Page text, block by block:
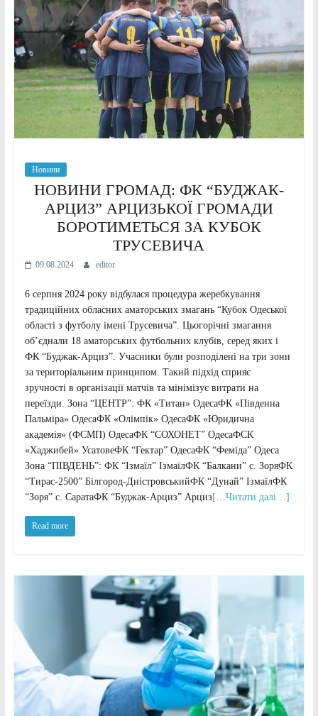
Новини
НОВИНИ ГРОМАД: ФК “БУДЖАК-
АРЦИЗ” АРЦИЗЬКОЇ ГРОМАДИ
БОРОТИМЕТЬСЯ ЗА КУБОК
ТРУСЕВИЧА
09.08.2024 editor
6 серпня 2024 року відбулася процедура жеребкування
традиційних обласних аматорських змагань “Кубок Одеської
області з футболу імені Трусевича”. Цьогорічні змагання
об’єднали 18 аматорських футбольних клубів, серед яких і
ФК “Буджак-Арциз”. Учасники були розподілені на три зони
за територіальним принципом. Такий підхід сприяє
зручності в організації матчів та мінімізує витрати на
переїзди. Зона “ЦЕНТР”: ФК «Титан» ОдесаФК «Південна
Пальміра» ОдесаФК «Олімпік» ОдесаФК «Юридична
академія» (ФСМП) ОдесаФК “СОХОНЕТ” ОдесаФСК
«Хаджибей» УсатовеФК “Гектар” ОдесаФК “Феміда” Одеса
Зона “ПІВДЕНЬ”: ФК “Ізмаїл” ІзмаїлФК “Балкани” с. ЗоряФК
“Тирас-2500” Білгород-ДністровськийФК “Дунай” ІзмаїлФК
“Зоря” с. СаратаФК “Буджак-Арциз” Арциз […Читати далі…]
Read more